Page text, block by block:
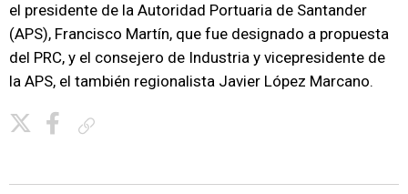
el presidente de la Autoridad Portuaria de Santander
(APS), Francisco Martín, que fue designado a propuesta
del PRC, y el consejero de Industria y vicepresidente de
la APS, el también regionalista Javier López Marcano.